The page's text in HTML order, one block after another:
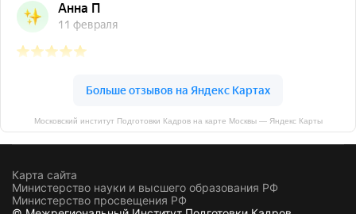
Московский институт Подготовки Кадров на карте Москвы — Яндекс Карты
Карта сайта
Министерство науки и высшего образования РФ
Министерство просвещения РФ